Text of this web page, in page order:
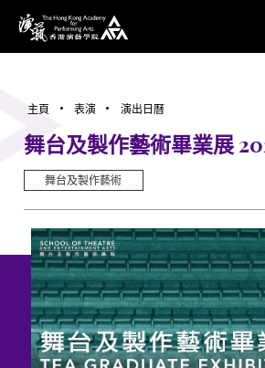
香港演藝學院
主頁 表演 演出日曆
舞台及製作藝術畢業展
舞台及製作藝術